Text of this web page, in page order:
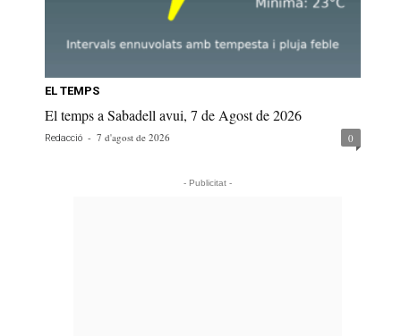
EL TEMPS
El temps a Sabadell avui, 7 de Agost de 2026
Redacció - 7 d'agost de 2026 0
- Publicitat -